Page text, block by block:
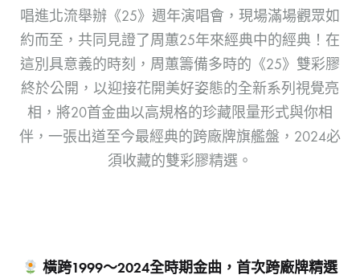
唱進北流舉辦《25》週年演唱會，現場滿場觀眾如
約而至，共同見證了周蕙25年來經典中的經典！在
這別具意義的時刻，周蕙籌備多時的《25》雙彩膠
終於公開，以迎接花開美好姿態的全新系列視覺亮
相，將20首金曲以高規格的珍藏限量形式與你相
伴，一張出道至今最經典的跨廠牌旗艦盤，2024必
須收藏的雙彩膠精選。
橫跨1999～2024全時期金曲，首次跨廠牌精選